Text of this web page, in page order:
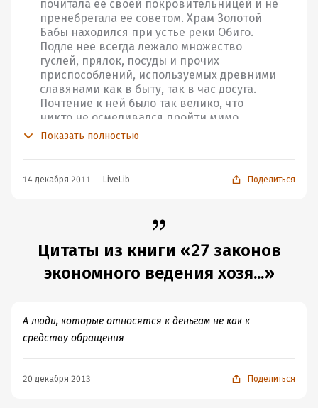
почитала ее своей покровительницей и не
пренебрегала ее советом. Храм Золотой
Бабы находился при устье реки Обиго.
Подле нее всегда лежало множество
гуслей, прялок, посуды и прочих
приспособлений, используемых древними
славянами как в быту, так в час досуга.
Почтение к ней было так велико, что
никто не осмеливался пройти мимо
статуи, не принеся хоть малой жертвы. Ну
Одарившего ее человека Золотая Баба
наделяла житейской мудростью и делала
ремесел и занятий. В этом образе
воплотилась мечта славян о
благополучии, процветании и достатке,
нашло свое отражение стремление к
скромности и экономности.
страниц этой книги.
Показать полностью
14 декабря 2011 LiveLib Поделиться
Цитаты из книги «27 законов
экономного ведения хозя...»
А люди, которые относятся к деньгам не как к
средству обращения
20 декабря 2013 Поделиться